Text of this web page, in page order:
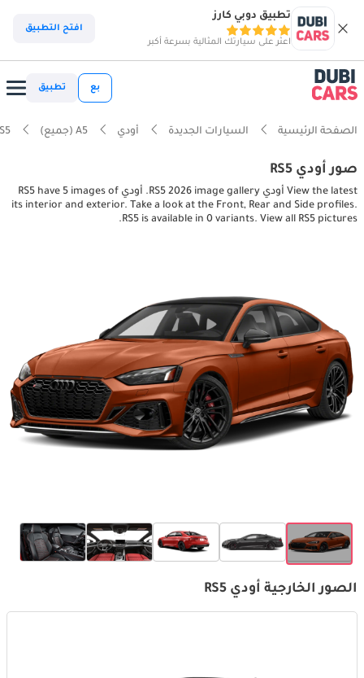
تطبيق دوبي كارز
اعثر على سيارتك المثالية بسرعة أكبر
افتح التطبيق
بع تطبيق
الصفحة الرئيسية السيارات الجديدة أودي A5 (جميع)
صور أودي RS5
View the latest أودي RS5 2026 image gallery. أودي RS5 have 5 images of
its interior and exterior. Take a look at the Front, Rear and Side profiles.
RS5 is available in 0 variants. View all RS5 pictures.
الصور الخارجية أودي RS5